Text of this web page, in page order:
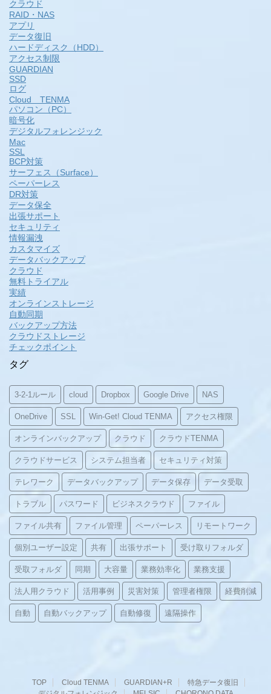
クラウド
RAID・NAS
アプリ
データ復旧
ハードディスク（HDD）
アクセス制限
GUARDIAN
SSD
ログ
Cloud TENMA
パソコン（PC）
暗号化
デジタルフォレンジック
Mac
SSL
BCP対策
サーフェス（Surface）
ペーパーレス
DR対策
データ保全
出張サポート
セキュリティ
情報漏洩
カスタマイズ
データバックアップ
クラウド
無料トライアル
実績
オンラインストレージ
自動同期
バックアップ方法
クラウドストレージ
チェックポイント
タグ
3-2-1ルール cloud Dropbox Google Drive NAS
OneDrive SSL Win-Get! Cloud TENMA アクセス権限
オンラインバックアップ クラウド クラウドTENMA
クラウドサービス システム担当者 セキュリティ対策
テレワーク データバックアップ データ保存 データ受取
トラブル パスワード ビジネスクラウド ファイル
ファイル共有 ファイル管理 ペーパーレス リモートワーク
個別ユーザー設定 共有 出張サポート 受け取りフォルダ
受取フォルダ 同期 大容量 業務効率化 業務支援
法人用クラウド 活用事例 災害対策 管理者権限 経費削減
自動 自動バックアップ 自動修復 遠隔操作
TOP Cloud TENMA GUARDIAN+R
特急データ復旧